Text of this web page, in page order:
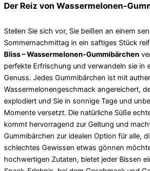
Der Reiz von Wassermelonen-
Stellen Sie sich vor, Sie beißen an einem
Sommernachmittag in ein saftiges Stück
Bliss – Wassermelonen-Gummibärchen
perfekte Erfrischung und verwandeln sie in
Genuss. Jedes Gummibärchen ist mit
Wassermelonengeschmack angereichert,
explodiert und Sie in sonnige Tage und
Momente versetzt. Die natürliche Süße
kommt hervorragend zur Geltung und
Gummibärchen zur idealen Option für alle,
schlechtes Gewissen etwas gönnen
hochwertigen Zutaten, bietet jeder Bissen